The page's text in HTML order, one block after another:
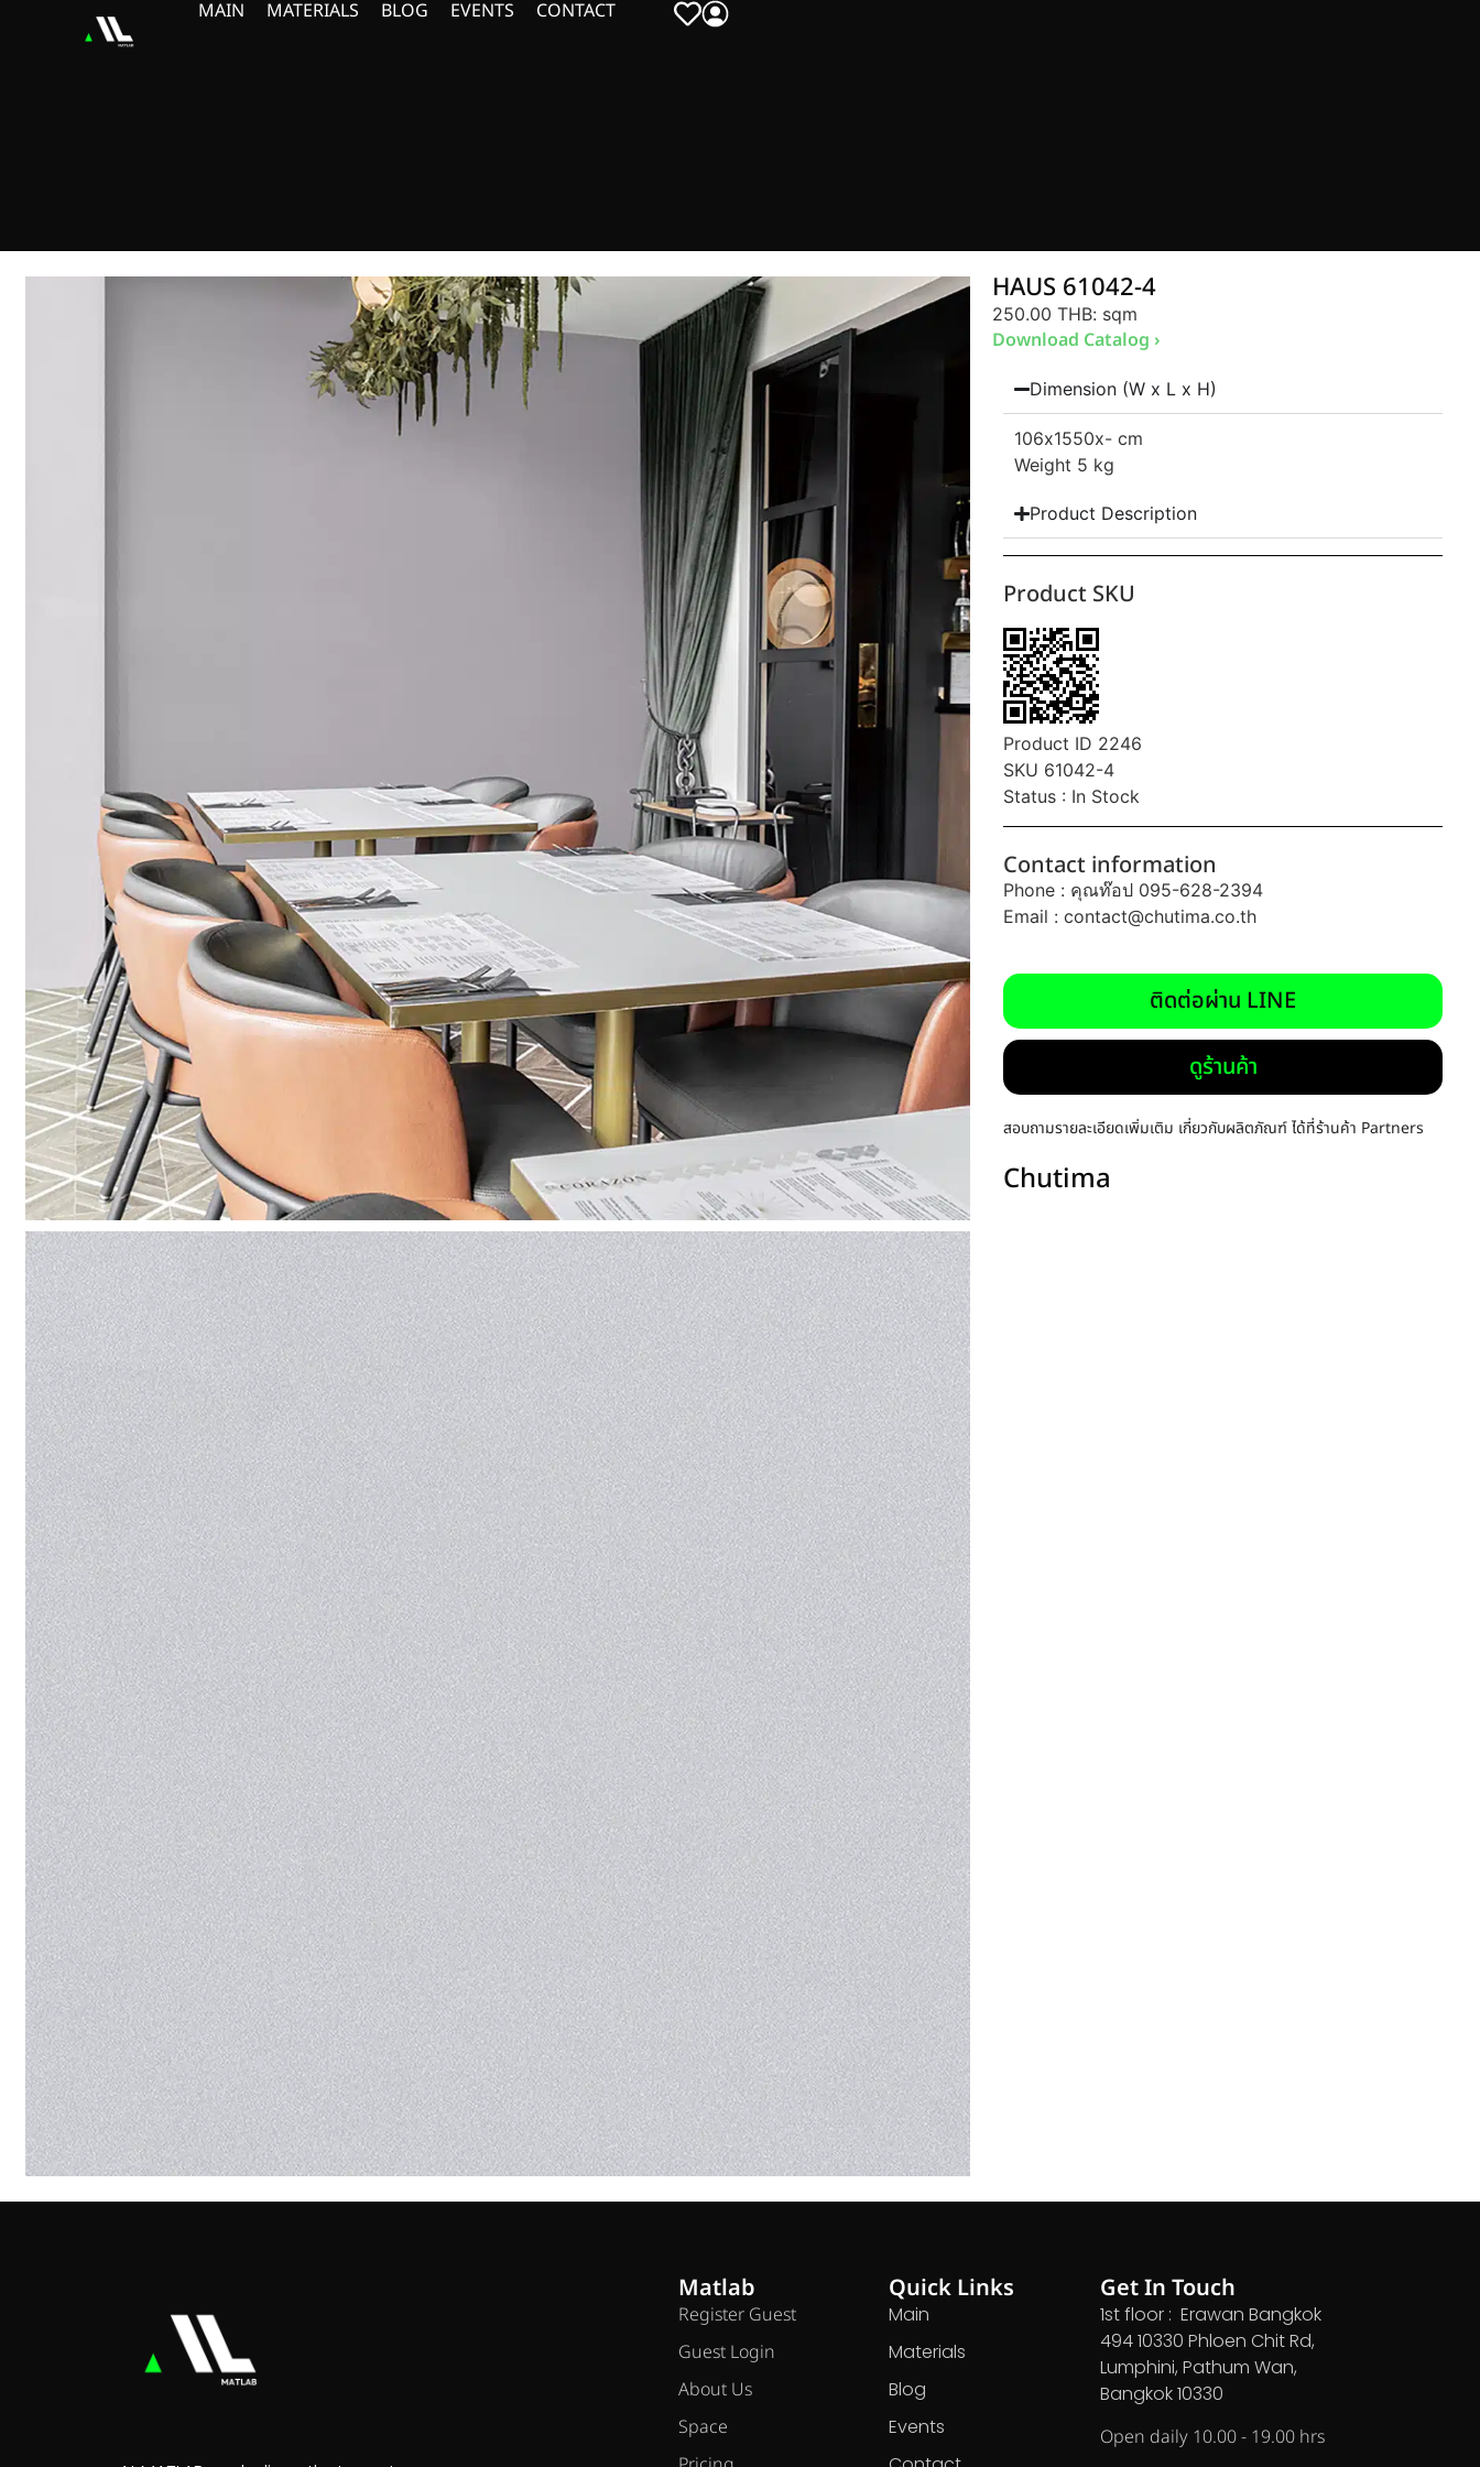
MAIN MATERIALS BLOG EVENTS CONTACT
HAUS 61042-4
250.00 THB: sqm
Download Catalog ›
Dimension (W x L x H)
106x1550x- cm
Weight 5 kg
Product Description
Product SKU
Product ID 2246
SKU 61042-4
Status : In Stock
Contact information
Phone : คุณท๊อป 095-628-2394
Email :contact@chutima.co.th
ติดต่อผ่าน LINE
ดูร้านค้า
สอบถามรายละเอียดเพิ่มเติม เกี่ยวกับผลิตภัณฑ์ ได้ที่ร้านค้า Partners
Chutima
Matlab
Register Guest
Guest Login
About Us
Space
Quick Links
Main
Materials
Blog
Events
Get In Touch
1st floor : Erawan Bangkok
494 10330 Phloen Chit Rd,
Lumphini, Pathum Wan,
Bangkok 10330
Open daily 10.00 - 19.00 hrs